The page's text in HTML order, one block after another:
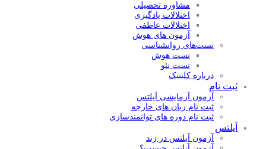
مشاوره تحصیلی
اختلالات یادگیری
اختلالات عاطفی
آزمون های هوش
تست‌های روانشناسی
تست هوش
تست‌ نئو
درباره کلینیک
ثبت نام
آزمون آزمایشی آیلتس
ثبت نام زبان های خارجه
ثبت نام دوره های توانمندسازی
آیلتس
آزمون آیلتس در زند